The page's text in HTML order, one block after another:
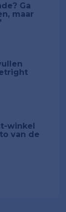
Ga
maar
winkel
van de